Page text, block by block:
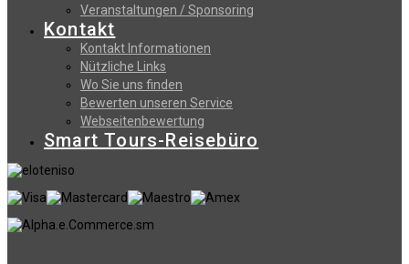
Veranstaltungen / Sponsoring
Kontakt
Kontakt Informationen
Nützliche Links
Wo Sie uns finden
Bewerten unseren Service
Webseitenbewertung
Smart Tours-Reisebüro